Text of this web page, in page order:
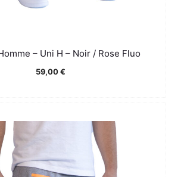
– Uni H – Noir / Rose Fluo
59,00 €